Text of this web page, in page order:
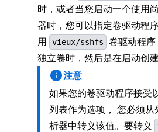
时，或者当您启动一个使用
器时，您可以指定卷驱动程
用
vieux/sshfs
卷驱动程
独立卷时，然后是在启动创
注意
如果您的卷驱动程序接受
列表作为选项， 您必须从
析器中转义该值。要转义